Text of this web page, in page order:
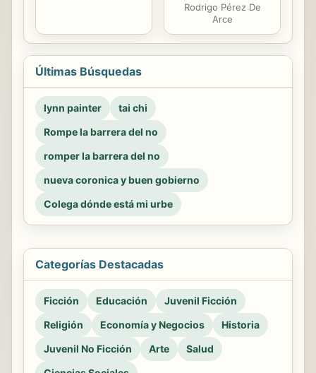
Rodrigo Pérez De
Arce
Últimas Búsquedas
lynn painter
tai chi
Rompe la barrera del no
romper la barrera del no
nueva coronica y buen gobierno
Colega dónde está mi urbe
Categorías Destacadas
Ficción Educación
Juvenil Ficción
Religión
Economía y Negocios
Historia
Juvenil No Ficción
Arte
Salud